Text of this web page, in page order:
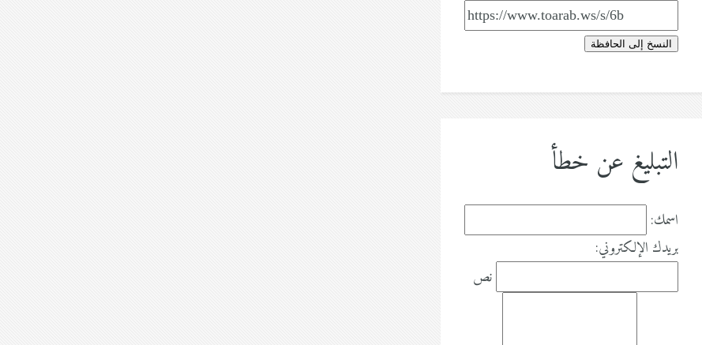
النسخ إلى الحافظة
التبليغ عن خطأ
اسمك:
بريدك الإلكتروني:
نص